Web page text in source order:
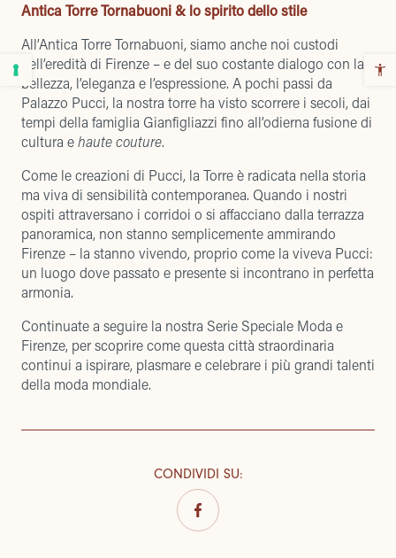
Antica Torre Tornabuoni & lo spirito dello stile
All’Antica Torre Tornabuoni, siamo anche noi custodi
dell’eredità di Firenze – e del suo costante dialogo con la
bellezza, l’eleganza e l’espressione. A pochi passi da
Palazzo Pucci, la nostra torre ha visto scorrere i secoli, dai
tempi della famiglia Gianfigliazzi fino all’odierna fusione di
cultura ehaute couture.
Come le creazioni di Pucci, la Torre è radicata nella storia
ma viva di sensibilità contemporanea. Quando i nostri
ospiti attraversano i corridoi o si affacciano dalla terrazza
panoramica, non stanno semplicemente ammirando
Firenze – la stanno vivendo, proprio come la viveva Pucci:
un luogo dove passato e presente si incontrano in perfetta
armonia.
Continuate a seguire la nostra Serie Speciale Moda e
Firenze, per scoprire come questa città straordinaria
continui a ispirare, plasmare e celebrare i più grandi talenti
della moda mondiale.
CONDIVIDI SU: